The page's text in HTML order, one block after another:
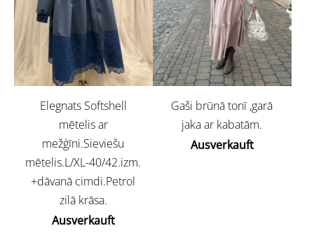
Elegnats Softshell
mētelis ar
mežģīni.Sieviešu
mētelis.L/XL-40/42.izm.
+dāvanā cimdi.Petrol
zilā krāsa.
Ausverkauft
Gaši brūnā tonī ,garā
jaka ar kabatām.
Ausverkauft